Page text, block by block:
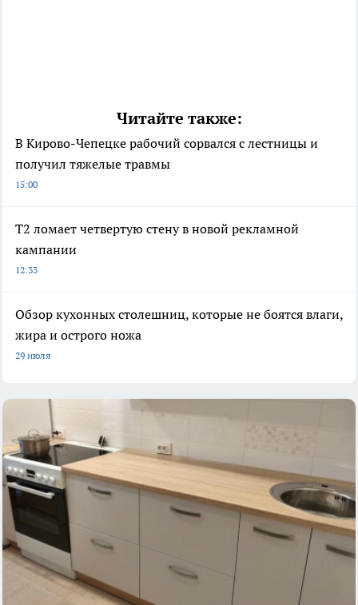
Читайте также:
В Кирово-Чепецке рабочий сорвался с лестницы и
получил тяжелые травмы
15:00
Т2 ломает четвертую стену в новой рекламной
кампании
12:33
Обзор кухонных столешниц, которые не боятся влаги,
жира и острого ножа
29 июля